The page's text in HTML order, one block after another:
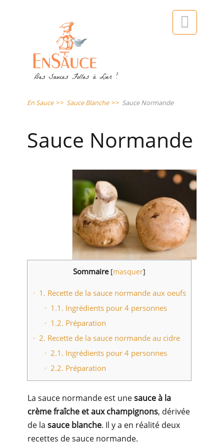

En Sauce >> Sauce Blanche >> Sauce Normande
Sauce Normande
Sommaire [masquer]
1. Recette de la sauce normande aux oeufs
1.1. Ingrédients pour 4 personnes
1.2. Préparation
2. Recette de la sauce normande au cidre
2.1. Ingrédients pour 4 personnes
2.2. Préparation
La sauce normande est unesauce à la
crème fraîche et aux champignons, dérivée
de la sauce blanche. Il y a en réalité deux
recettes de sauce normande.